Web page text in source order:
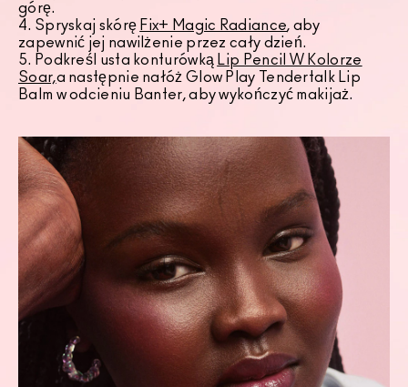
górę.
4. Spryskaj skórę Fix+ Magic Radiance, aby
zapewnić jej nawilżenie przez cały dzień.
5. Podkreśl usta konturówką Lip Pencil W Kolorze
Soar,a następnie nałóż Glow Play Tendertalk Lip
Balm w odcieniu Banter, aby wykończyć makijaż.